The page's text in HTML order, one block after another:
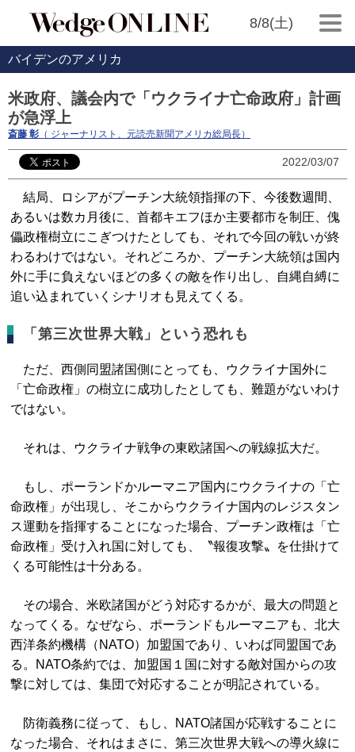
8/8(土)
バイデンのアメリカ
米政府、議会内で「ウクライナ亡命政府」計画
が急浮上
斎藤 彰 （ ジャーナリスト、元読売新聞アメリカ総局長）
2022/03/07
結局、ロシアがプーチン大統領指揮の下、今後数週間、
あるいは数カ月後に、首都キエフほか主要都市を制圧、傀
儡政権樹立にこぎつけたとしても、それで今回の戦いが終
わるわけではない。それどころか、プーチン大統領は国内
外に手に負えないほどの多くの敵を作り出し、自縄自縛に
追い込まれていくシナリオも見えてくる。
「第三次世界大戦」という恐れも
ただ、西側同盟諸国側にとっても、ウクライナ国外に
「亡命政権」の樹立に成功したとしても、難題がないわけ
ではない。
それは、ウクライナ戦争の東欧諸国への戦線拡大だ。
もし、ポーランドかルーマニア国内にウクライナの「亡
命政権」が出現し、そこからウクライナ国内のレジスタン
ス運動を指揮することになった場合、プーチン政権は「亡
命政権」受け入れ国に対しても、〝報復攻撃〟を仕掛けて
くる可能性は十分ある。
その場合、米欧諸国がどう対応するかが、最大の問題と
なってくる。なぜなら、ポーランドもルーマニアも、北大
西洋条約機構（NATO）加盟国であり、いわば同盟国であ
る。NATO条約では、加盟国１国に対する敵対国からの攻
撃に対しては、集団で対応することが明記されている。
防衛義務に従って、もし、NATO諸国が応戦することに
なった場合、それはまさに、第三次世界大戦への導火線に